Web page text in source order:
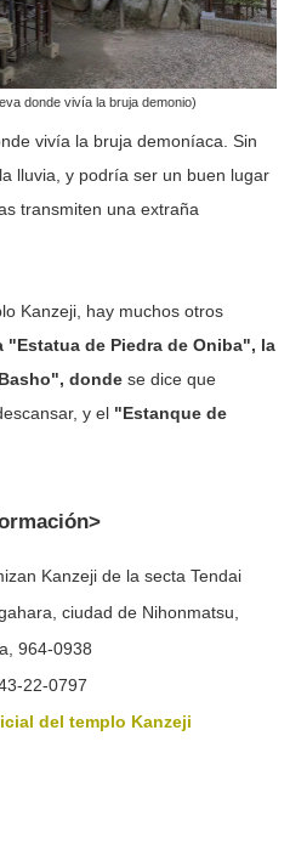
donde vivía la bruja demonio)
vivía la bruja demoníaca. Sin
lluvia, y podría ser un buen lugar
transmiten una extraña
Kanzeji, hay muchos otros
"Estatua de Piedra de Oniba", la
dondese dice que
y el "Estanque de
Kanzeji de la secta Tendai
ciudad de Nihonmatsu,
964-0938
22-0797
del templo Kanzeji